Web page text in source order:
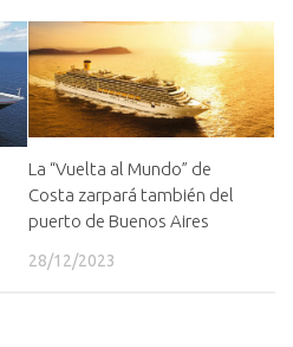
La “Vuelta al Mundo” de
Costa zarpará también del
puerto de Buenos Aires
28/12/2023